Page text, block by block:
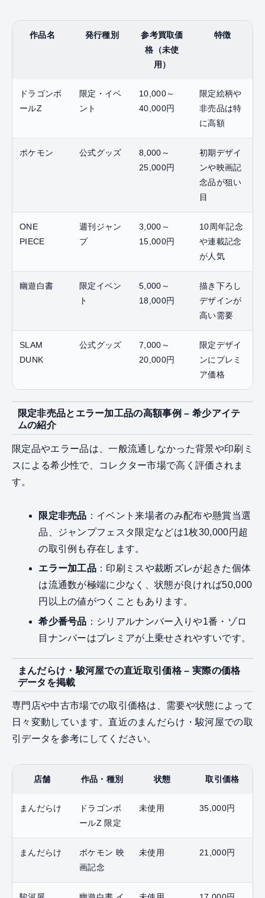
作品名 発行種別
参考買取価
格（未使
用）
特徴
ドラゴンボ
ールZ
限定・イベ
ント
10,000～
40,000円
限定絵柄や
非売品は特
に高額
ポケモン 公式グッズ
8,000～
25,000円
初期デザイ
ンや映画記
念品が狙い
目
ONE
PIECE
週刊ジャン
プ
3,000～
15,000円
10周年記念
や連載記念
が人気
幽遊白書
限定イベン
ト
5,000～
18,000円
描き下ろし
デザインが
高い需要
SLAM
DUNK
公式グッズ
7,000～
20,000円
限定デザイ
ンにプレミ
ア価格
限定非売品とエラー加工品の高額事例 – 希少アイテ
ムの紹介
限定品やエラー品は、一般流通しなかった背景や印刷ミ
スによる希少性で、コレクター市場で高く評価されま
す。
限定非売品 ：イベント来場者のみ配布や懸賞当選
品、ジャンプフェスタ限定などは1枚30,000円超
の取引例も存在します。
エラー加工品 ：印刷ミスや裁断ズレが起きた個体
は流通数が極端に少なく、状態が良ければ50,000
円以上の値がつくこともあります。
希少番号品 ：シリアルナンバー入りや1番・ゾロ
目ナンバーはプレミアが上乗せされやすいです。
まんだらけ・駿河屋での直近取引価格 – 実際の価格
データを掲載
専門店や中古市場での取引価格は、需要や状態によって
日々変動しています。直近のまんだらけ・駿河屋での取
引データを参考にしてください。
店舗 作品・種別 状態 取引価格
まんだらけ
ドラゴンボ
ールZ 限定
未使用 35,000円
まんだらけ
ポケモン 映
画記念
未使用 21,000円